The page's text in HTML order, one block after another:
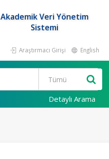
Akademik Veri Yönetim
Sistemi
Araştırmacı Girişi English
Detaylı Arama